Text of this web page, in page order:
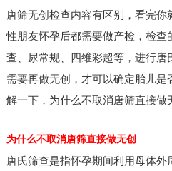
唐筛无创检查内容有区别，看完
性朋友怀孕后都需要做产检，检查
查、尿常规、四维彩超等，进行唐
需要再做无创，才可以确定胎儿是
解一下，为什么不取消唐筛直接做
为什么不取消唐筛直接做无创
唐氏筛查是指怀孕期间利用母体